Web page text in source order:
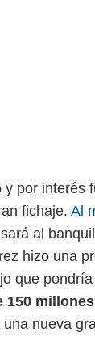
y por interés
fichaje. Al
al
hizo una
que
150 millones
nueva